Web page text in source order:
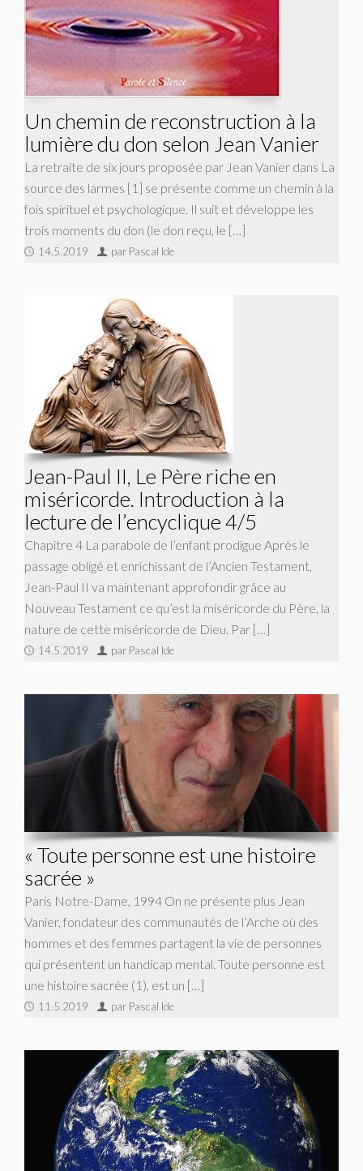
Un chemin de reconstruction à la
lumière du don selon Jean Vanier
La retraite de six jours proposée par Jean Vanier dans La
source des larmes [1] se présente comme un chemin à la
fois spirituel et psychologique. Il suit et développe les
trois moments du don (le don reçu, le […]
14.5.2019 par Pascal Ide
Jean-Paul II, Le Père riche en
miséricorde. Introduction à la
lecture de l’encyclique 4/5
Chapitre 4 La parabole de l’enfant prodigue Après le
passage obligé et enrichissant de l’Ancien Testament,
Jean-Paul II va maintenant approfondir grâce au
Nouveau Testament ce qu’est la miséricorde du Père, la
nature de cette miséricorde de Dieu. Par […]
14.5.2019 par Pascal Ide
« Toute personne est une histoire
sacrée »
Paris Notre-Dame, 1994 On ne présente plus Jean
Vanier, fondateur des communautés de l’Arche où des
hommes et des femmes partagent la vie de personnes
qui présentent un handicap mental. Toute personne est
une histoire sacrée (1), est un […]
11.5.2019 par Pascal Ide